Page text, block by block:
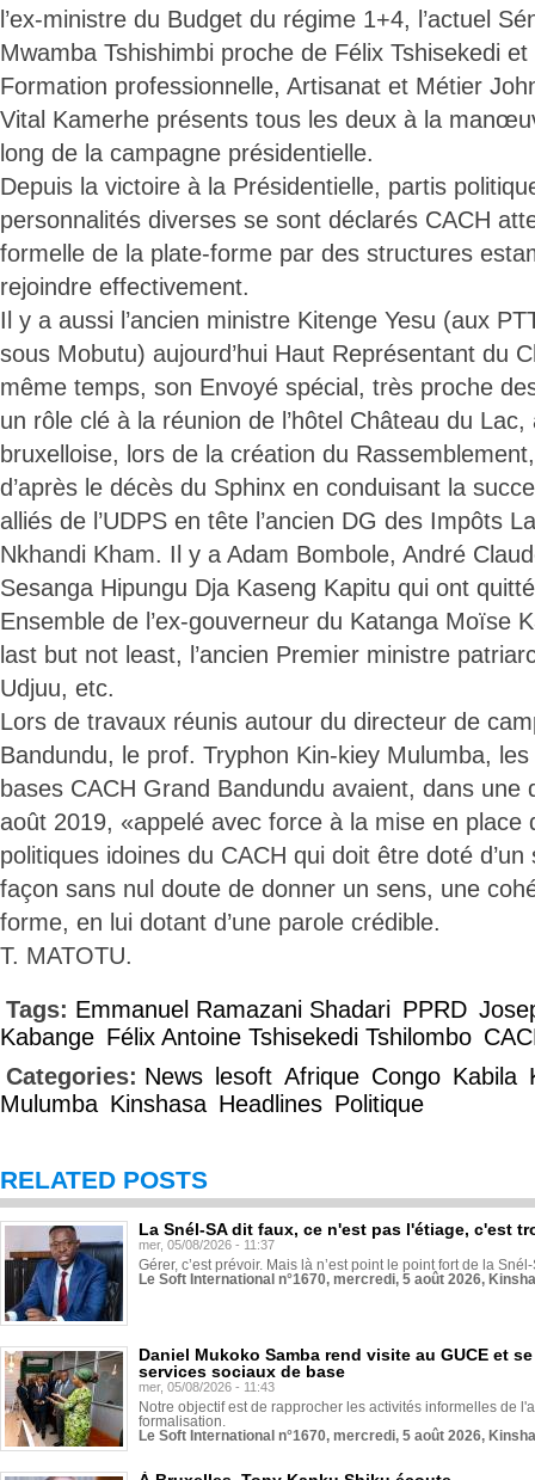
l’ex-ministre du Budget du régime 1+4, l’actuel
Mwamba Tshishimbi proche de Félix Tshisekedi et
Formation professionnelle, Artisanat et Métier
Vital Kamerhe présents tous les deux à la
long de la campagne présidentielle.
Depuis la victoire à la Présidentielle, partis
personnalités diverses se sont déclarés CACH
formelle de la plate-forme par des structures
rejoindre effectivement.
Il y a aussi l’ancien ministre Kitenge Yesu (aux
sous Mobutu) aujourd’hui Haut Représentant du
même temps, son Envoyé spécial, très proche
un rôle clé à la réunion de l’hôtel Château du
bruxelloise, lors de la création du
d’après le décès du Sphinx en conduisant la
alliés de l’UDPS en tête l’ancien DG des Impôts
Nkhandi Kham. Il y a Adam Bombole, André
Sesanga Hipungu Dja Kaseng Kapitu qui ont
Ensemble de l’ex-gouverneur du Katanga Moïse
last but not least, l’ancien Premier ministre
Udjuu, etc.
Lors de travaux réunis autour du directeur de
Bandundu, le prof. Tryphon Kin-kiey Mulumba,
bases CACH Grand Bandundu avaient, dans une
août 2019, «appelé avec force à la mise en place
politiques idoines du CACH qui doit être doté
façon sans nul doute de donner un sens, une
forme, en lui dotant d’une parole crédible.
T. MATOTU.
Tags: Emmanuel Ramazani Shadari PPRD
Kabange Félix Antoine Tshisekedi Tshilombo
Categories: News lesoft Afrique Congo Kabila
Mulumba Kinshasa Headlines Politique
RELATED POSTS
La Snél-SA dit faux, ce n'est pas l'étiage, c'est
mer, 05/08/2026 - 11:37
Gérer, c’est prévoir. Mais là n’est point le point fort de la
Le Soft International n°1670, mercredi, 5 août 2026,
Daniel Mukoko Samba rend visite au GUCE et
services sociaux de base
mer, 05/08/2026 - 11:43
Notre objectif est de rapprocher les activités informelles de
formalisation.
Le Soft International n°1670, mercredi, 5 août 2026,